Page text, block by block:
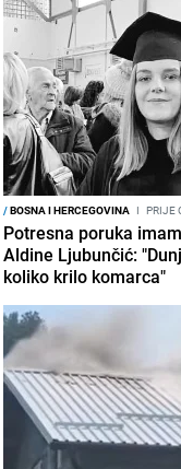
/BOSNA I HERCEGOVINA I PRIJE
Potresna poruka
Aldine Ljubunčić:
koliko krilo komarca"